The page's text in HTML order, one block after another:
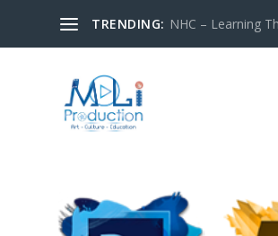
TRENDING: NHC – Learning